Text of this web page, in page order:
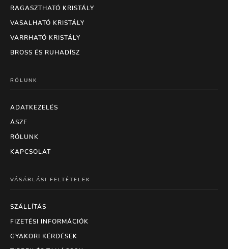
RAGASZTHATÓ KRISTÁLY
VASALHATÓ KRISTÁLY
VARRHATÓ KRISTÁLY
BROSS ÉS RUHADÍSZ
RÓLUNK
ADATKEZELÉS
ÁSZF
RÓLUNK
KAPCSOLAT
VÁSÁRLÁSI FELTÉTELEK
SZÁLLÍTÁS
FIZETÉSI INFORMÁCIÓK
GYAKORI KÉRDÉSEK